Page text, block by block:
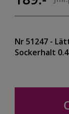
Nr 51247 -
Sockerhalt